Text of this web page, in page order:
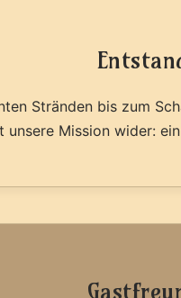
Stränden bis zum
unsere Mission wider: